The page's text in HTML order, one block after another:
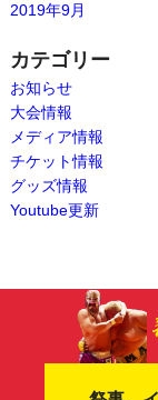
2019年9月
カテゴリー
お知らせ
大会情報
メディア情報
チケット情報
グッズ情報
Youtube更新